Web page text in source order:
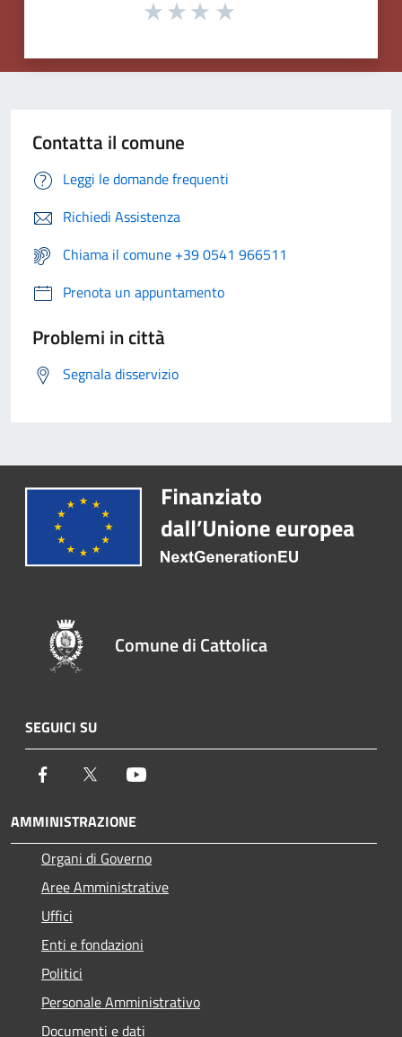
Contatta il comune
Leggi le domande frequenti
Richiedi Assistenza
Chiama il comune +39 0541 966511
Prenota un appuntamento
Problemi in città
Segnala disservizio
Comune di Cattolica
SEGUICI SU
Facebook Twitter
AMMINISTRAZIONE
Organi di Governo
Aree Amministrative
Uffici
Enti e fondazioni
Politici
Personale Amministrativo
Documenti e dati